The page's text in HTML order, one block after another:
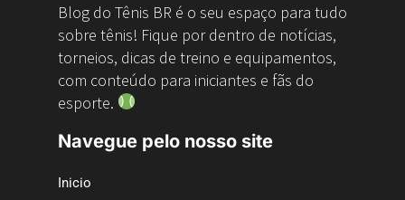
Blog do Tênis BR é o seu espaço para tudo
sobre tênis! Fique por dentro de notícias,
torneios, dicas de treino e equipamentos,
com conteúdo para iniciantes e fãs do
esporte.
Navegue pelo nosso site
Inicio